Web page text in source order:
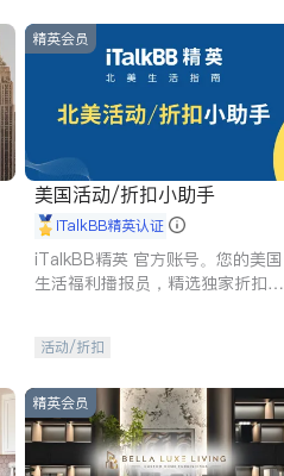
精英会员
美国活动/折扣小助手
iTalkBB精英认证
iTalkBB精英 官方账号。您的美国
生活福利播报员，精选独家折扣、
活动/折扣
精英会员